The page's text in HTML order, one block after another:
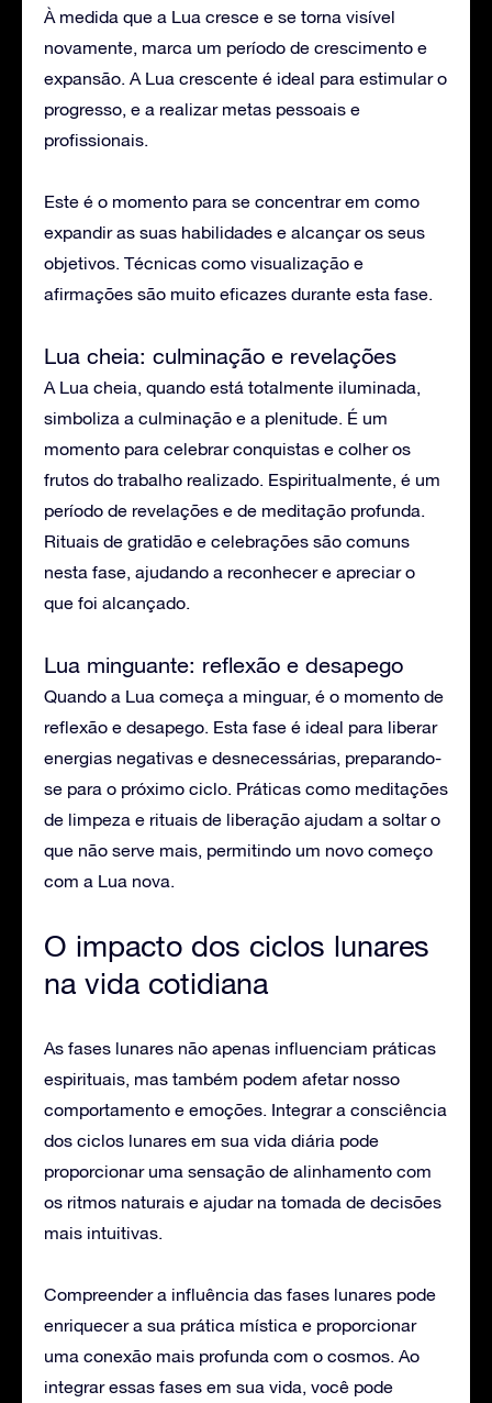
À medida que a Lua cresce e se torna visível
novamente, marca um período de crescimento e
expansão. A Lua crescente é ideal para estimular o
progresso, e a realizar metas pessoais e
profissionais.
Este é o momento para se concentrar em como
expandir as suas habilidades e alcançar os seus
objetivos. Técnicas como visualização e
afirmações são muito eficazes durante esta fase.
Lua cheia: culminação e revelações
A Lua cheia, quando está totalmente iluminada,
simboliza a culminação e a plenitude. É um
momento para celebrar conquistas e colher os
frutos do trabalho realizado. Espiritualmente, é um
período de revelações e de meditação profunda.
Rituais de gratidão e celebrações são comuns
nesta fase, ajudando a reconhecer e apreciar o
que foi alcançado.
Lua minguante: reflexão e desapego
Quando a Lua começa a minguar, é o momento de
reflexão e desapego. Esta fase é ideal para liberar
energias negativas e desnecessárias, preparando-
se para o próximo ciclo. Práticas como meditações
de limpeza e rituais de liberação ajudam a soltar o
que não serve mais, permitindo um novo começo
com a Lua nova.
O impacto dos ciclos lunares
na vida cotidiana
As fases lunares não apenas influenciam práticas
espirituais, mas também podem afetar nosso
comportamento e emoções. Integrar a consciência
dos ciclos lunares em sua vida diária pode
proporcionar uma sensação de alinhamento com
os ritmos naturais e ajudar na tomada de decisões
mais intuitivas.
Compreender a influência das fases lunares pode
enriquecer a sua prática mística e proporcionar
uma conexão mais profunda com o cosmos. Ao
integrar essas fases em sua vida, você pode